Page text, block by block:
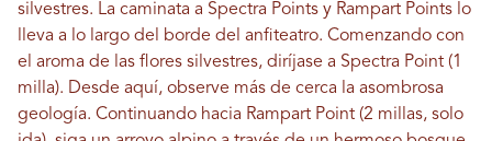
silvestres. La caminata a Spectra Points y Rampart Points lo
lleva a lo largo del borde del anfiteatro. Comenzando con
el aroma de las flores silvestres, diríjase a Spectra Point (1
milla). Desde aquí, observe más de cerca la asombrosa
geología. Continuando hacia Rampart Point (2 millas, solo